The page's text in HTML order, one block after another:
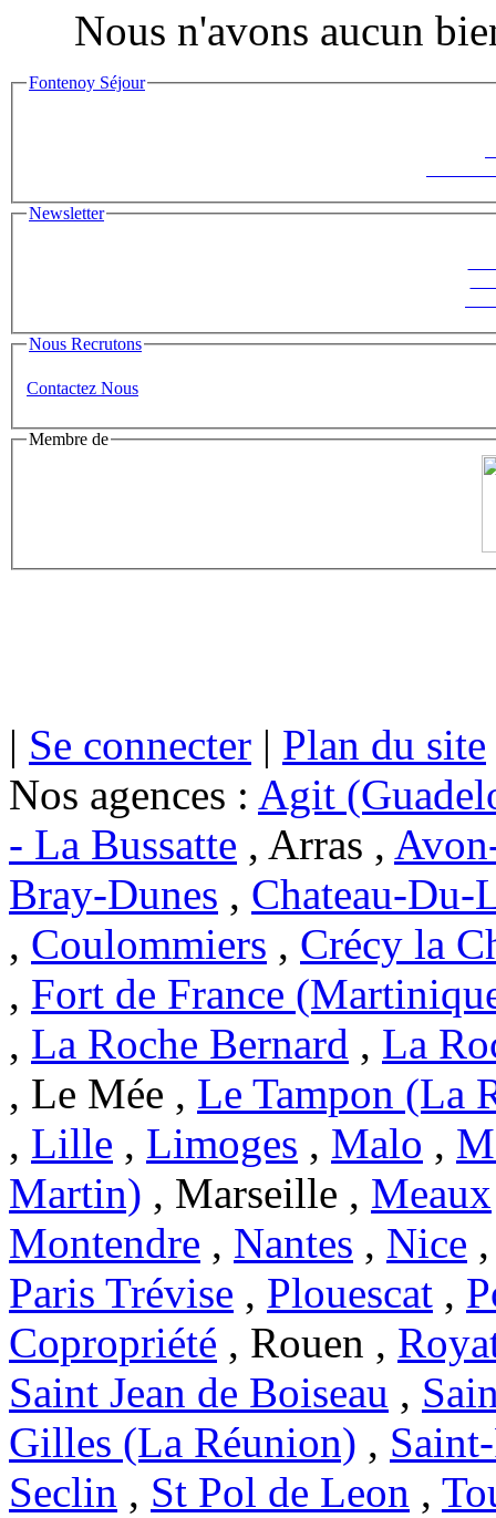
Nous n'avons aucun
Fontenoy Séjour
Newsletter
Nous Recrutons
Contactez Nous
Membre de
| Se connecter | Plan du site
Nos agences : Agit
- La Bussatte , Arras ,
Bray-Dunes , Chateau-Du-
, Coulommiers , Crécy la
, Fort de France
, La Roche Bernard , La
, Le Mée , Le Tampon (La
, Lille , Limoges , Malo ,
Martin) , Marseille , Meaux
Montendre , Nantes , Nice
Paris Trévise , Plouescat ,
Copropriété , Rouen ,
Saint Jean de Boiseau ,
Gilles (La Réunion) ,
Seclin , St Pol de Leon ,